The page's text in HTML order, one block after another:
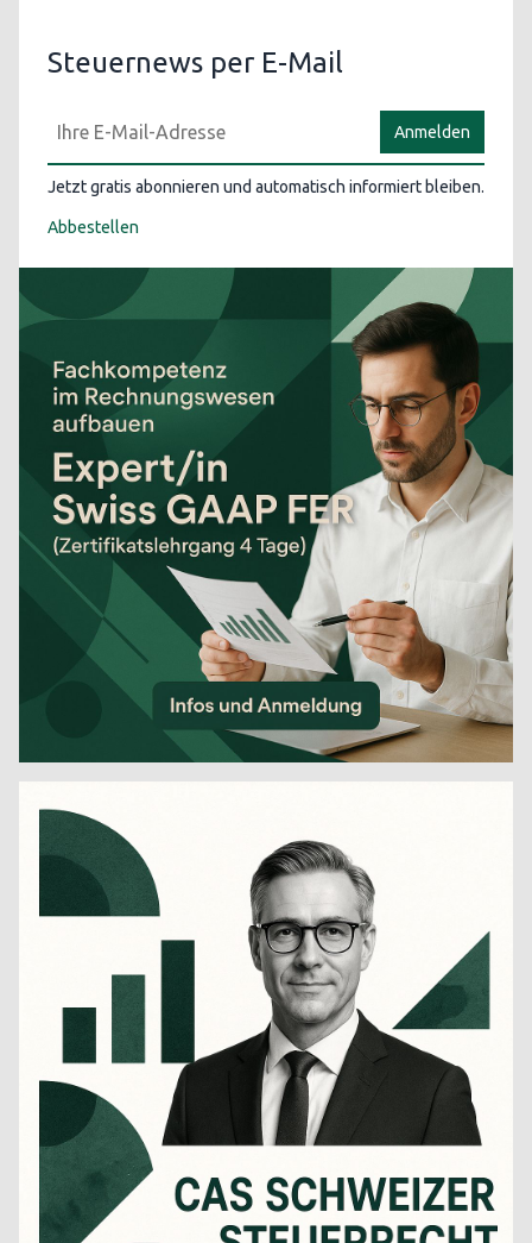
Steuernews per E-Mail
Anmelden
Jetzt gratis abonnieren und automatisch informiert bleiben.
Abbestellen